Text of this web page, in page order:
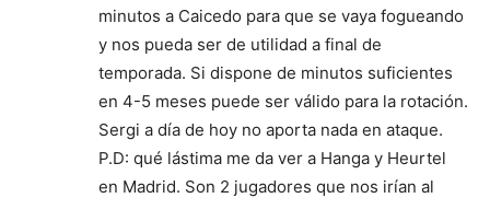
minutos a Caicedo para que se vaya fogueando
y nos pueda ser de utilidad a final de
temporada. Si dispone de minutos suficientes
en 4-5 meses puede ser válido para la rotación.
Sergi a día de hoy no aporta nada en ataque.
P.D: qué lástima me da ver a Hanga y Heurtel
en Madrid. Son 2 jugadores que nos irían al